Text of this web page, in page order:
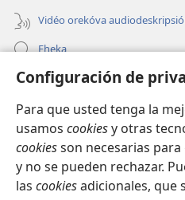
Configuración de
Para que usted tenga la
usamos cookiesy otras
cookiesson necesarias
y no se pueden rechazar.
las cookiesadicionales, que
Vidéo orekóva
Eheka
Ayuda
Edona hag̃ua
(abre
nueva
ventana)
Vivliotéka oĩva Internétpe
(abre
una
®